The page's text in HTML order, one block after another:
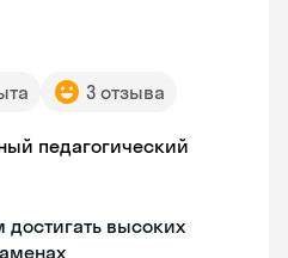
3 отзыва
педагогический
достигать высоких